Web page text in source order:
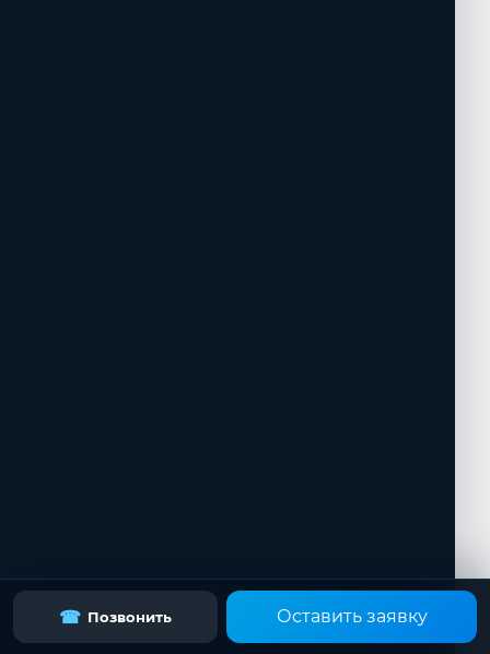
☎ Позвонить Оставить заявку